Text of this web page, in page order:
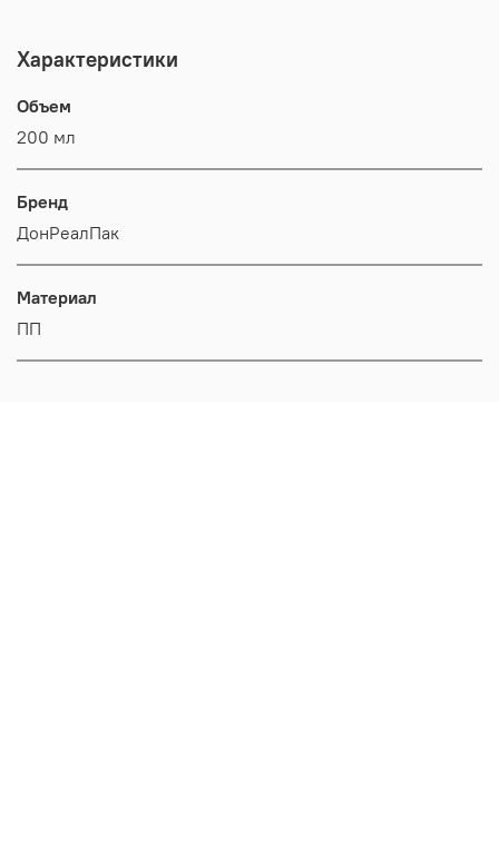
Характеристики
Объем
200 мл
Бренд
ДонРеалПак
Материал
ПП